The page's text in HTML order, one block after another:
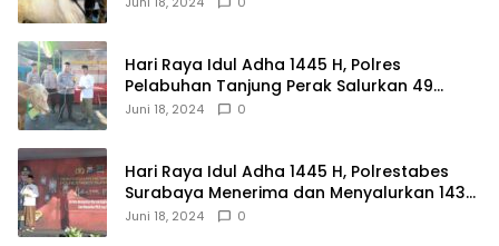
Hari Raya Idul Adha 1445 H, Polres
Pelabuhan Tanjung Perak Salurkan 49
Hewan Korban.
Juni 18, 2024 0
Hari Raya Idul Adha 1445 H, Polrestabes
Surabaya Menerima dan Menyalurkan 143
Hewan Kurban
Juni 18, 2024 0